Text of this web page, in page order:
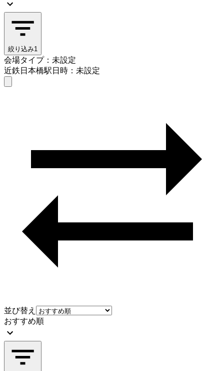
絞り込み1
会場タイプ：未設定
近鉄日本橋駅日時：未設定
並び替え
おすすめ順